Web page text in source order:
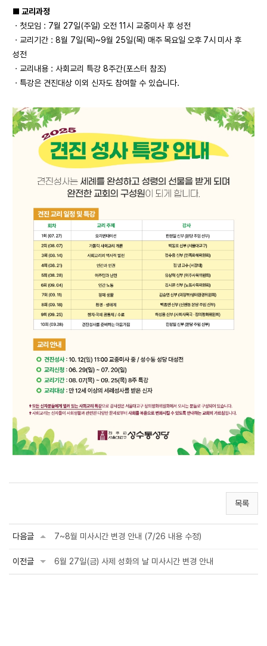
■ 교리과정
· 첫모임 : 7월 27일(주일) 오전 11시 교중미사 후 성전
· 교리기간 : 8월 7일(목)~9월 25일(목) 매주 목요일 오후 7시 미사 후
성전
· 교리내용 : 사회교리 특강 8주간(포스터 참조)
· 특강은 견진대상 이외 신자도 참여할 수 있습니다.
목록
다음글 7~8월 미사시간 변경 안내 (7/26 내용 수정)
이전글 6월 27일(금) 사제 성화의 날 미사시간 변경 안내